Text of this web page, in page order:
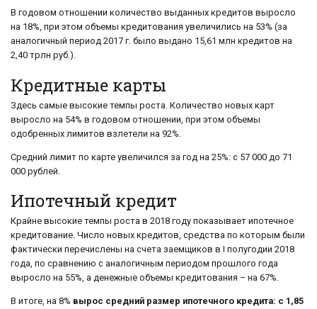
В годовом отношении количество выданных кредитов выросло
на 18%, при этом объемы кредитования увеличились на 53% (за
аналогичный период 2017 г. было выдано 15,61 млн кредитов на
2,40 трлн руб.).
Кредитные карты
Здесь самые высокие темпы роста. Количество новых карт
выросло на 54% в годовом отношении, при этом объемы
одобренных лимитов взлетели на 92%.
Средний лимит по карте увеличился за год на 25%: с 57 000 до 71
000 рублей.
Ипотечный кредит
Крайне высокие темпы роста в 2018 году показывает ипотечное
кредитование. Число новых кредитов, средства по которым были
фактически перечислены на счета заемщиков в I полугодии 2018
года, по сравнению с аналогичным периодом прошлого года
выросло на 55%, а денежные объемы кредитования – на 67%.
В итоге, на 8% вырос средний размер ипотечного кредита: с 1,85